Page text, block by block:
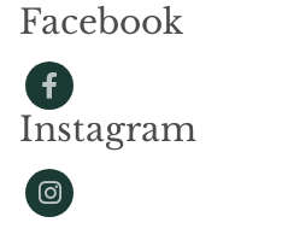
Facebook
Instagram